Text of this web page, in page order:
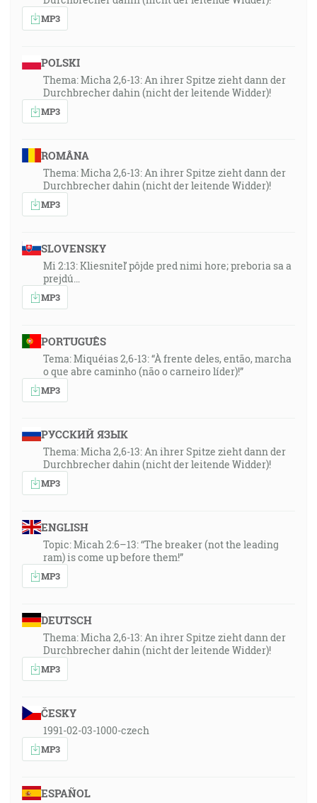
MP3
POLSKI
Thema: Micha 2,6-13: An ihrer Spitze zieht dann der
Durchbrecher dahin (nicht der leitende Widder)!
MP3
ROMÂNA
Thema: Micha 2,6-13: An ihrer Spitze zieht dann der
Durchbrecher dahin (nicht der leitende Widder)!
MP3
SLOVENSKY
Mi 2:13: Kliesniteľ pôjde pred nimi hore; preboria sa a
prejdú…
MP3
PORTUGUÊS
Tema: Miquéias 2,6-13: “À frente deles, então, marcha
o que abre caminho (não o carneiro líder)!”
MP3
РУССКИЙ ЯЗЫК
Thema: Micha 2,6-13: An ihrer Spitze zieht dann der
Durchbrecher dahin (nicht der leitende Widder)!
MP3
ENGLISH
Topic: Micah 2:6–13: “The breaker (not the leading
ram) is come up before them!”
MP3
DEUTSCH
Thema: Micha 2,6-13: An ihrer Spitze zieht dann der
Durchbrecher dahin (nicht der leitende Widder)!
MP3
ČESKY
1991-02-03-1000-czech
MP3
ESPAÑOL